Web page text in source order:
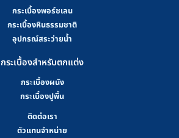
กระเบื้องพอร์ซเลน
กระเบื้องหินธรรมชาติ
อุปกรณ์สระว่ายน้ำ
กระเบื้องสำหรับตกแต่ง
กระเบื้องผนัง
กระเบื้องปูพื้น
ติดต่อเรา
ตัวแทนจำหน่าย